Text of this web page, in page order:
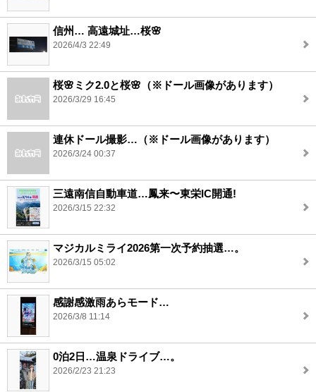
信州… 高遠城址…桜🌸
2026/4/3 22:49
桜🌸ミク2.0と桜🌸（※ドール画像があります）
2026/3/29 16:45
連休ドール撮影…（※ドール画像があります）
2026/3/24 00:37
三遠南信自動車道…鳳来〜東栄IC開通!
2026/3/15 22:32
マジカルミライ2026第一次予約抽選…。
2026/3/15 05:02
感謝感激雨あらモード…
2026/3/8 11:14
0泊2日…温泉ドライブ…。
2026/2/23 21:23